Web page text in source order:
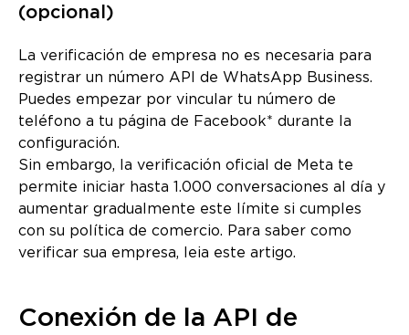
(opcional)
La verificación de empresa no es necesaria para
registrar un número API de WhatsApp Business.
Puedes empezar por vincular tu número de
teléfono a tu página de Facebook* durante la
configuración.
Sin embargo, la verificación oficial de Meta te
permite iniciar hasta 1.000 conversaciones al día y
aumentar gradualmente este límite si cumples
con su política de comercio. Para saber como
verificar sua empresa, leia este artigo.
Conexión de la API de